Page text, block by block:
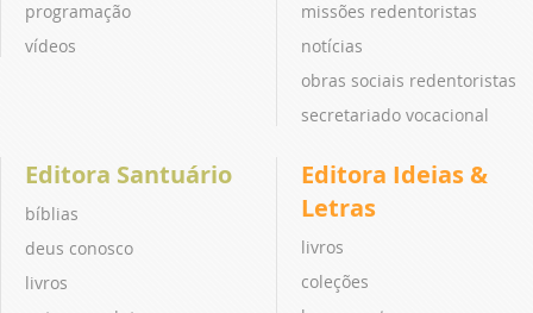
programação
vídeos
missões redentoristas
notícias
obras sociais redentoristas
secretariado vocacional
Editora Santuário
bíblias
deus conosco
livros
Editora Ideias &
Letras
livros
coleções